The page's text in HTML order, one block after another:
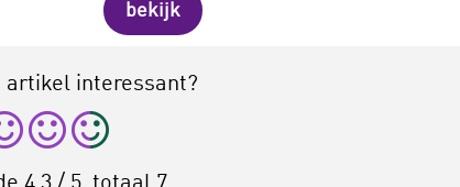
bekijk
artikel interessant?